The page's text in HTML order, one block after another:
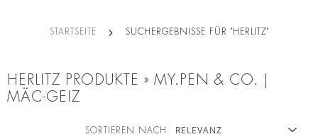
STARTSEITE SUCHERGEBNISSE FÜR "HERLITZ"
HERLITZ PRODUKTE » MY.PEN & CO. |
MÄC-GEIZ
SORTIEREN NACH